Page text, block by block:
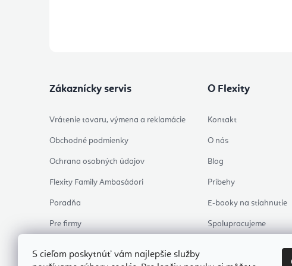
S cieľom poskytnúť vám najlepšie služby
Zákaznícky servis
Vrátenie tovaru, výmena a reklamácie
Obchodné podmienky
Ochrana osobných údajov
Flexity Family Ambasádori
Poradňa
Pre firmy
O Flexity
Kontakt
O nás
Blog
Príbehy
E-booky na stiahnutie
Spolupracujeme